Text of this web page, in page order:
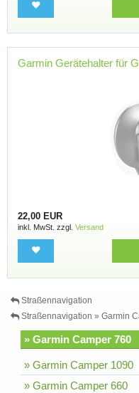
Garmin Gerätehalter für
22,00 EUR
inkl. MwSt. zzgl. Versand
Straßennavigation
Straßennavigation » Garmin
» Garmin Camper 760
» Garmin Camper 1090
» Garmin Camper 660